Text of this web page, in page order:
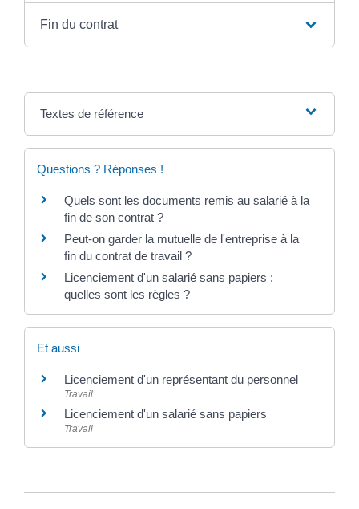
Fin du contrat
Textes de référence
Questions ? Réponses !
Quels sont les documents remis au salarié à la
fin de son contrat ?
Peut-on garder la mutuelle de l'entreprise à la
fin du contrat de travail ?
Licenciement d'un salarié sans papiers :
quelles sont les règles ?
Et aussi
Licenciement d'un représentant du personnel
Travail
Licenciement d'un salarié sans papiers
Travail